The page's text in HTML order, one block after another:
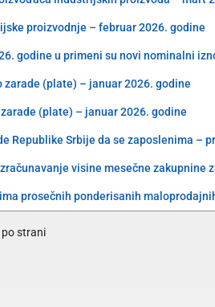
proizvodnje – februar 2026. godine
godine u primeni su novi nominalni
zarade (plate) – januar 2026. godine
(plate) – januar 2026. godine
Republike Srbije da se zaposlenima –
visine mesečne zakupnine
prosečnih ponderisanih
po strani